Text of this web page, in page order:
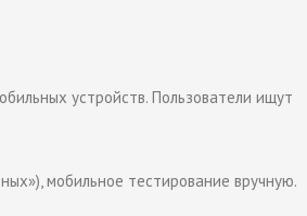
устройств. Пользователи ищут
мобильное тестирование вручную.